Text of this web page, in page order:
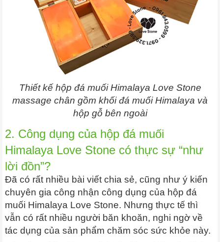
Thiết kế hộp đá muối Himalaya Love Stone
massage chân gồm khối đá muối Himalaya và
hộp gỗ bên ngoài
2. Công dụng của hộp đá muối
Himalaya Love Stone có thực sự “như
lời đồn”?
Đã có rất nhiều bài viết chia sẻ, cũng như ý kiến
chuyên gia công nhận công dụng của hộp đá
muối Himalaya Love Stone. Nhưng thực tế thì
vẫn có rất nhiều người băn khoăn, nghi ngờ về
tác dụng của sản phẩm chăm sóc sức khỏe này.